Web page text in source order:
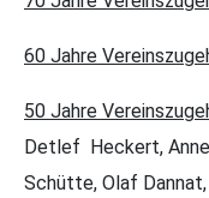
60 Jahre
50 Jahre
Detlef Heckert,
Schütte, Olaf